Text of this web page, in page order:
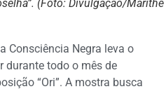
(Foto: Divulgação/
Consciência Negra leva o
durante todo o mês de
“Ori”. A mostra busca